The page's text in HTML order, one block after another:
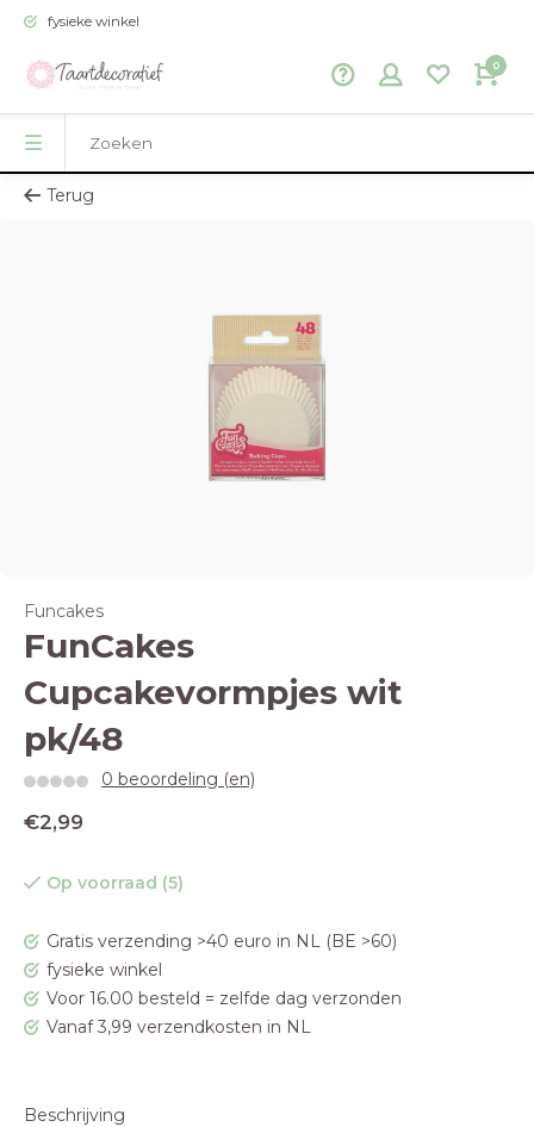
fysieke winkel
0
Terug
Funcakes
FunCakes
Cupcakevormpjes wit
pk/48
0 beoordeling (en)
€2,99
Op voorraad (5)
Gratis verzending >40 euro in NL (BE >60)
fysieke winkel
Voor 16.00 besteld = zelfde dag verzonden
Vanaf 3,99 verzendkosten in NL
Beschrijving